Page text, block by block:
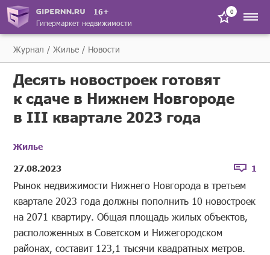
16+
Гипермаркет недвижимости
0
Журнал Жилье Новости
Десять новостроек готовят
к сдаче в Нижнем Новгороде
в III квартале 2023 года
Жилье
27.08.2023
1
Рынок недвижимости Нижнего Новгорода в третьем
квартале 2023 года должны пополнить 10 новостроек
на 2071 квартиру. Общая площадь жилых объектов,
расположенных в Советском и Нижегородском
районах, составит 123,1 тысячи квадратных метров.